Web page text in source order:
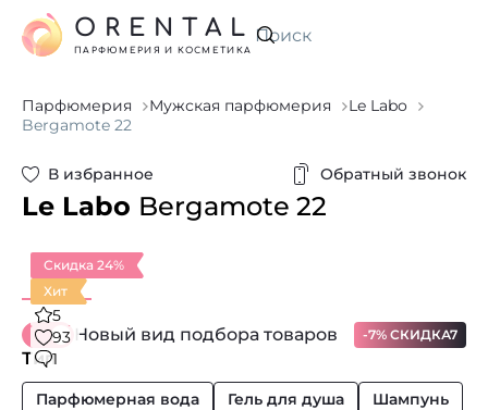
Искать
ORENTAL
ПАРФЮМЕРИЯ И КОСМЕТИКА
Парфюмерия Мужская парфюмерия
Le Labo
Bergamote 22
В избранное Обратный звонок
Le Labo Bergamote 22
Скидка 24%
Хит
5
93
1
Новый вид подбора товаров -7% СКИДКА7
Тип
Парфюмерная вода Гель для душа Шампунь